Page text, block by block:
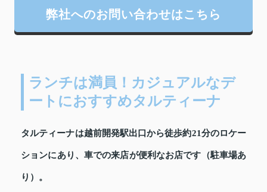
弊社へのお問い合わせはこちら
ランチは満員！カジュアルなデ
ートにおすすめタルティーナ
タルティーナは越前開発駅出口から徒歩約21分のロケー
ションにあり、車での来店が便利なお店です（駐車場あ
り）。